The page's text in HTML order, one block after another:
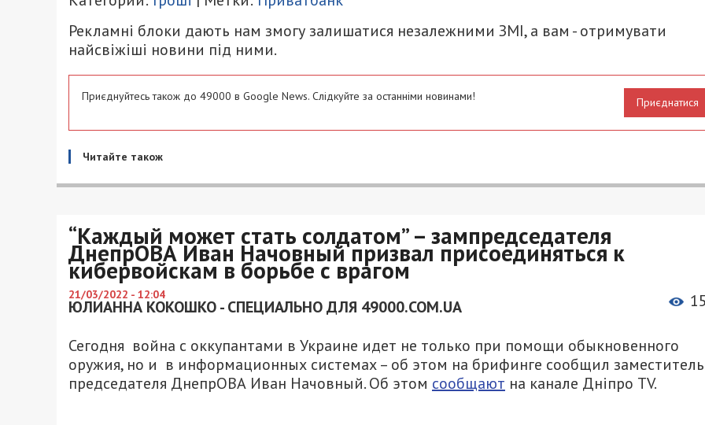
Рекламні блоки дають нам змогу залишатися незалежними ЗМІ, а вам - отримувати
найсвіжіші новини під ними.
Приєднуйтесь також до 49000 в Google News. Слідкуйте за останніми новинами! Приєднатися
Читайте також
“Каждый может стать солдатом” – зампредседателя
ДнепрОВА Иван Начовный призвал присоединяться к
кибервойскам в борьбе с врагом
21/03/2022 - 12:04
ЮЛИАННА КОКОШКО - СПЕЦИАЛЬНО ДЛЯ 49000.COM.UA
Сегодня война с оккупантами в Украине идет не только при помощи обыкновенного
оружия, но и в информационных системах – об этом на брифинге сообщил заместитель
председателя ДнепрОВА Иван Начовный. Об этом сообщают на канале Дніпро TV.